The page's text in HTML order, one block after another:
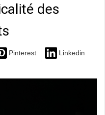
des
Pinterest Linkedin